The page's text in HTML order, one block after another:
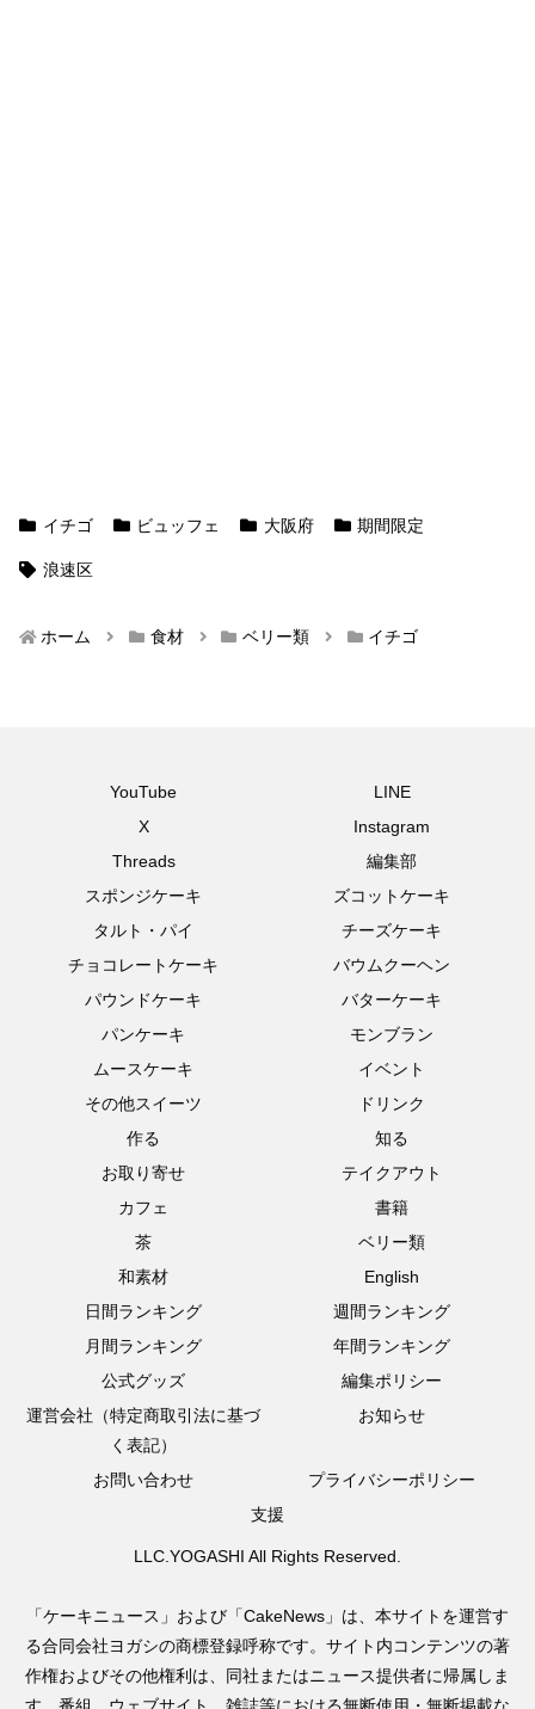
イチゴ ビュッフェ 大阪府 期間限定
浪速区
ホーム 食材 ベリー類 イチゴ
YouTube
LINE
X
Instagram
Threads
編集部
スポンジケーキ
ズコットケーキ
タルト・パイ
チーズケーキ
チョコレートケーキ
バウムクーヘン
パウンドケーキ
バターケーキ
パンケーキ
モンブラン
ムースケーキ
イベント
その他スイーツ
ドリンク
作る
知る
お取り寄せ
テイクアウト
カフェ
書籍
茶
ベリー類
和素材
English
日間ランキング
週間ランキング
月間ランキング
年間ランキング
公式グッズ
編集ポリシー
運営会社（特定商取引法に基づ
く表記）
お知らせ
お問い合わせ
プライバシーポリシー
支援
LLC.YOGASHI All Rights Reserved.
「ケーキニュース」および「CakeNews」は、本サイトを運営す
る合同会社ヨガシの商標登録呼称です。サイト内コンテンツの著
作権およびその他権利は、同社またはニュース提供者に帰属しま